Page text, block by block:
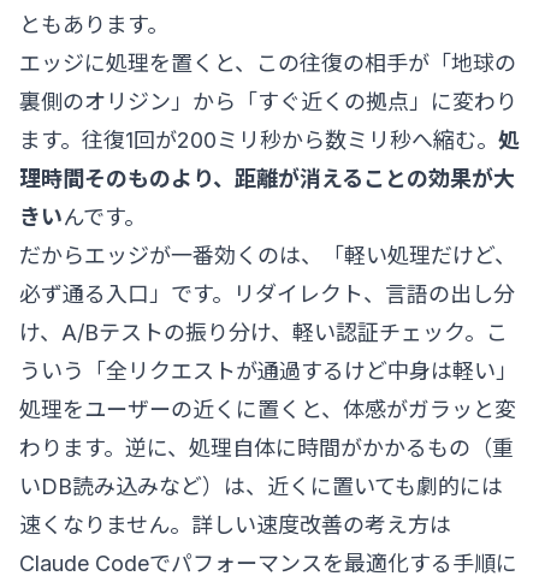
ともあります。
エッジに処理を置くと、この往復の相手が「地球の
裏側のオリジン」から「すぐ近くの拠点」に変わり
ます。往復1回が200ミリ秒から数ミリ秒へ縮む。 処
理時間そのものより、距離が消えることの効果が大
きいんです。
だからエッジが一番効くのは、「軽い処理だけど、
必ず通る入口」です。リダイレクト、言語の出し分
け、A/Bテストの振り分け、軽い認証チェック。こ
ういう「全リクエストが通過するけど中身は軽い」
処理をユーザーの近くに置くと、体感がガラッと変
わります。逆に、処理自体に時間がかかるもの（重
いDB読み込みなど）は、近くに置いても劇的には
速くなりません。詳しい速度改善の考え方は
Claude Codeでパフォーマンスを最適化する手順に